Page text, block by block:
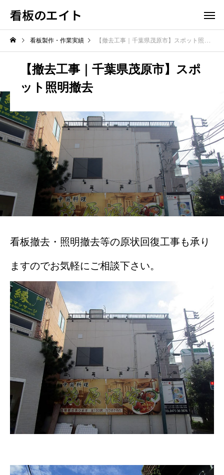
看板のエイト
看板製作・作業実績 【撤去工事｜千葉県茂原市】スポット照明撤去
【撤去工事｜千葉県茂原市】スポ
ット照明撤去
看板撤去・照明撤去等の原状回復工事も承り
ますのでお気軽にご相談下さい。